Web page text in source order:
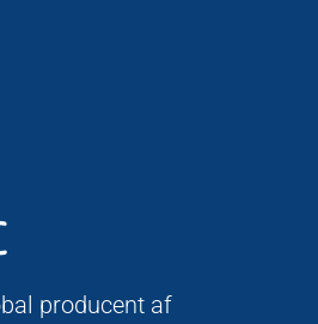
producent af